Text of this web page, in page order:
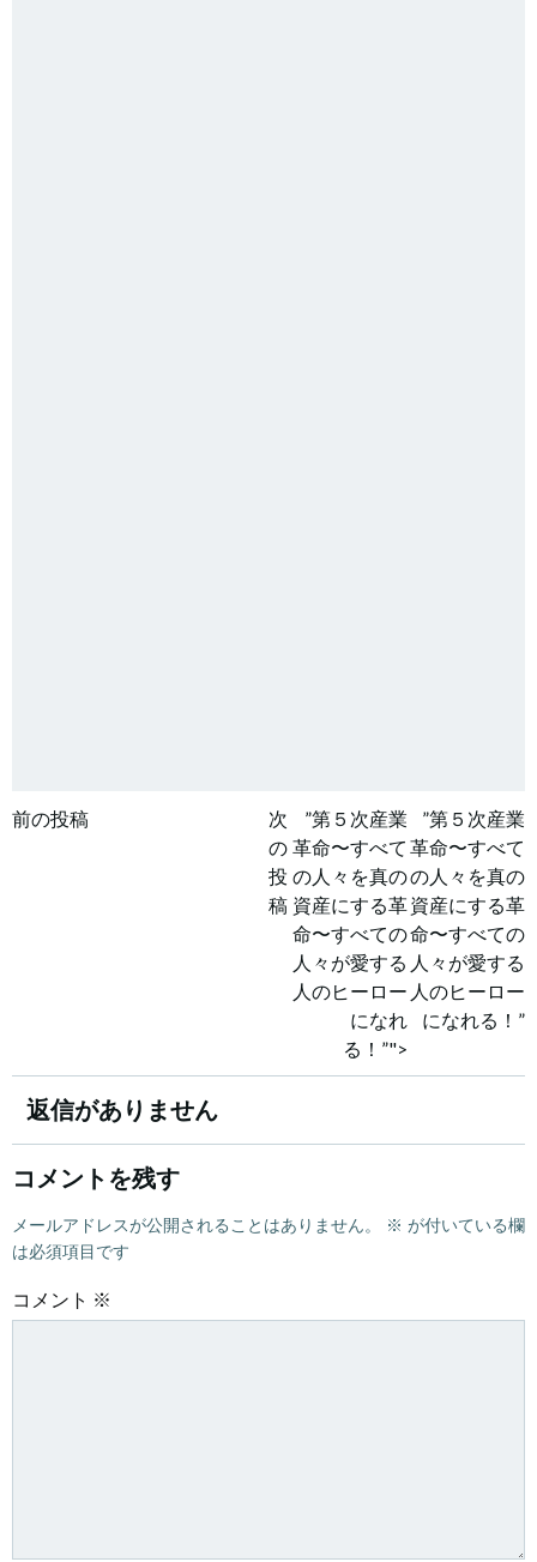
投
ー
シ
ョ
ン
前の投稿
投
稿
ナ
ビ
シ
ョ
次
の
投
稿
”第５次産業
革命〜すべて
の人々を真の
資産にする革
命〜すべての
人々が愛する
人のヒーロー
になれ
る！”">
”第５次産業
革命〜すべて
の人々を真の
資産にする革
命〜すべての
人々が愛する
人のヒーロー
になれる！”
返信がありません
コメントを残す
メールアドレスが公開されることはありません。 ※ が付いている欄
は必須項目です
コメント ※